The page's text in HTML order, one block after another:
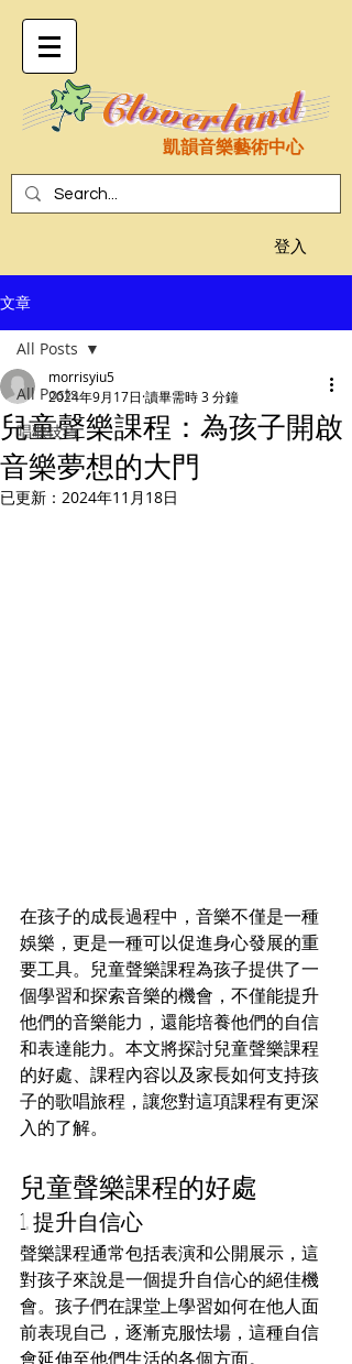
凱韻音樂藝術中心
登入
文章
All Posts
唱歌技巧
All Posts
兒童聲樂課程：為孩子開啟
音樂夢想的大門
morrisyiu5
2024年9月17日 讀畢需時 3 分鐘
已更新： 2024年11月18日
在孩子的成長過程中，音樂不僅是一種
娛樂，更是一種可以促進身心發展的重
要工具。兒童聲樂課程為孩子提供了一
個學習和探索音樂的機會，不僅能提升
他們的音樂能力，還能培養他們的自信
和表達能力。本文將探討兒童聲樂課程
的好處、課程內容以及家長如何支持孩
子的歌唱旅程，讓您對這項課程有更深
入的了解。
兒童聲樂課程的好處
1. 提升自信心
聲樂課程通常包括表演和公開展示，這
對孩子來說是一個提升自信心的絕佳機
會。孩子們在課堂上學習如何在他人面
前表現自己，逐漸克服怯場，這種自信
會延伸至他們生活的各個方面。